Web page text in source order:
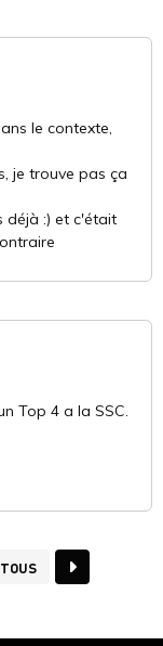
le contexte,
je trouve pas ça
déjà :) et c'était
Top 4 a la SSC.
TOUS